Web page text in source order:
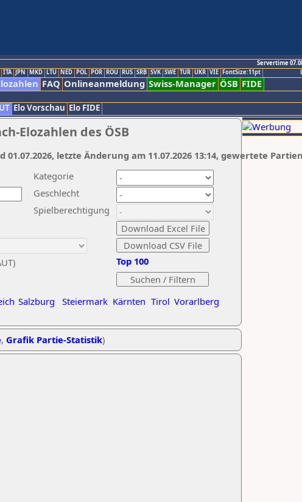
Servertime
ITA JPN MKD LTU NED POL POR ROU RUS SRB SVK SWE TUR UKR VIE FontSize:11pt
FAQ Onlineanmeldung Swiss-Manager ÖSB FIDE
Elo Vorschau Elo FIDE
Elozahlen des ÖSB
Kategorie
Geschlecht
Spielberechtigung
Salzburg Steiermark Kärnten Tirol Vorarlberg
Top 100
01.07.2026, letzte Änderung am 11.07.2026 13:14, gewertete
, Grafik Partie-Statistik)